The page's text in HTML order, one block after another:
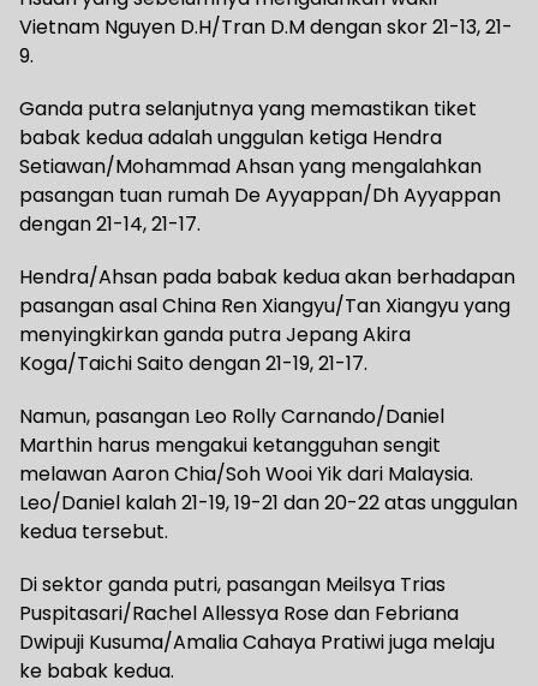
Vietnam Nguyen D.H/Tran D.M dengan skor 21-13, 21-
9.
Ganda putra selanjutnya yang memastikan tiket
babak kedua adalah unggulan ketiga Hendra
Setiawan/Mohammad Ahsan yang mengalahkan
pasangan tuan rumah De Ayyappan/Dh Ayyappan
dengan 21-14, 21-17.
Hendra/Ahsan pada babak kedua akan berhadapan
pasangan asal China Ren Xiangyu/Tan Xiangyu yang
menyingkirkan ganda putra Jepang Akira
Koga/Taichi Saito dengan 21-19, 21-17.
Namun, pasangan Leo Rolly Carnando/Daniel
Marthin harus mengakui ketangguhan sengit
melawan Aaron Chia/Soh Wooi Yik dari Malaysia.
Leo/Daniel kalah 21-19, 19-21 dan 20-22 atas unggulan
kedua tersebut.
Di sektor ganda putri, pasangan Meilsya Trias
Puspitasari/Rachel Allessya Rose dan Febriana
Dwipuji Kusuma/Amalia Cahaya Pratiwi juga melaju
ke babak kedua.